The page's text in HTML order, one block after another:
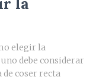
elegir la
debe considerar
de coser recta